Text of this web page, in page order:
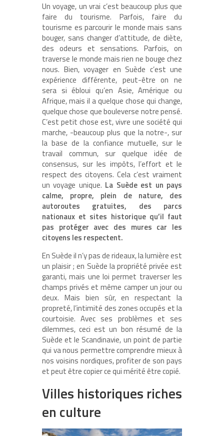
Un voyage, un vrai c’est beaucoup plus que
faire du tourisme. Parfois, faire du
tourisme es parcourir le monde mais sans
bouger, sans changer d’attitude, de diète,
des odeurs et sensations. Parfois, on
traverse le monde mais rien ne bouge chez
nous. Bien, voyager en Suède c’est une
expérience différente, peut-être on ne
sera si ébloui qu’en Asie, Amérique ou
Afrique, mais il a quelque chose qui change,
quelque chose que bouleverse notre pensé.
C’est petit chose est, vivre une société qui
marche, -beaucoup plus que la notre-, sur
la base de la confiance mutuelle, sur le
travail commun, sur quelque idée de
consensus, sur les impôts, l’effort et le
respect des citoyens. Cela c’est vraiment
un voyage unique. La Suède est un pays
calme, propre, plein de nature, des
autoroutes gratuites, des parcs
nationaux et sites historique qu’il faut
pas protéger avec des mures car les
citoyens les respectent.
En Suède il n’y pas de rideaux, la lumière est
un plaisir ; en Suède la propriété privée est
garanti, mais une loi permet traverser les
champs privés et même camper un jour ou
deux. Mais bien sûr, en respectant la
propreté, l’intimité des zones occupés et la
courtoisie. Avec ses problèmes et ses
dilemmes, ceci est un bon résumé de la
Suède et le Scandinavie, un point de partie
qui va nous permettre comprendre mieux à
nos voisins nordiques, profiter de son pays
et peut être copier ce qui mérité être copié.
Villes historiques riches
en culture